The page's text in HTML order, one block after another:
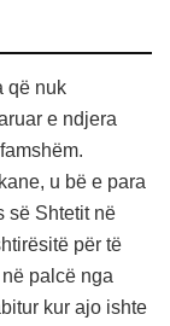
që nuk
e ndjera
u bë e para
së Shtetit në
për të
palcë nga
kur ajo ishte